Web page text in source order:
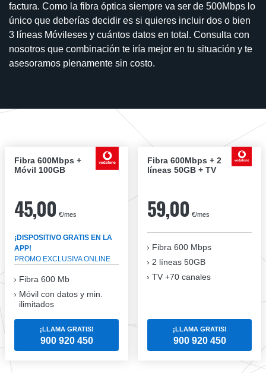
factura. Como la fibra óptica siempre va ser de 500Mbps lo
único que deberías decidir es si quieres incluir dos o bien
3 líneas Móvileses y cuántos datos en total. Consulta con
nosotros que combinación te iría mejor en tu situación y te
asesoramos plenamente sin costo.
Fibra 600Mbps +
Móvil 100GB
45,00 €/mes
¡DISPOSITIVO GRATIS EN LA
APP!
PROMO EXCLUSIVA ONLINE
Fibra 600 Mb
Móvil con datos y min.
ilimitados
¡LLAMA GRATIS!
900 920 450
Fibra 600Mbps + 2
líneas 50GB + TV
59,00 €/mes
Fibra 600 Mbps
2 líneas 50GB
TV +70 canales
¡LLAMA GRATIS!
900 920 450